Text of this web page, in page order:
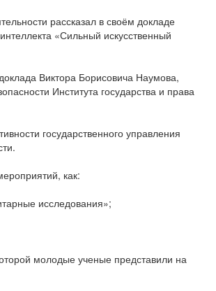
рассказал в своём докладе
«Сильный искусственный
Виктора Борисовича Наумова,
Института государства и права
государственного управления
как:
исследования»;
молодые ученые представили на